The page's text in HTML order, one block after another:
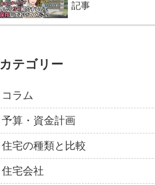
記事
カテゴリー
コラム
予算・資金計画
住宅の種類と比較
住宅会社